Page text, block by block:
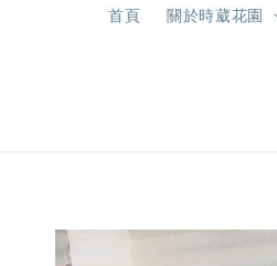
首頁 關於時葳花園